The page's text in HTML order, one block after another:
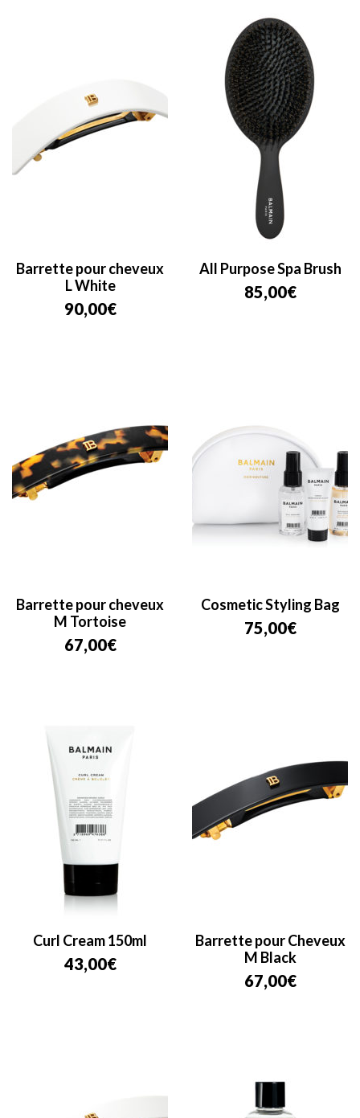
Barrette pour cheveux
L White
90,00€
All Purpose Spa Brush
85,00€
Barrette pour cheveux
M Tortoise
67,00€
Cosmetic Styling Bag
75,00€
Curl Cream 150ml
43,00€
Barrette pour Cheveux
M Black
67,00€